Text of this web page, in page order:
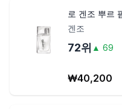
로 겐조 뿌르
겐조
72위 ▲ 69
₩40,200